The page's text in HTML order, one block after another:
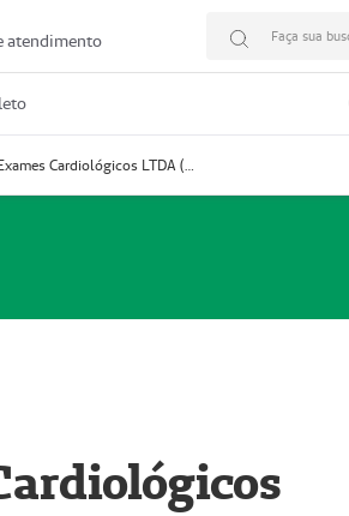
atendimento Faça sua
Prestador Decordis Exames Cardiológicos LTDA (51004346-0)